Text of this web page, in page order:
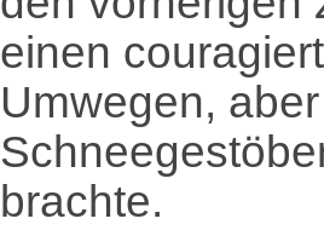
einen
Umwegen,
brachte.